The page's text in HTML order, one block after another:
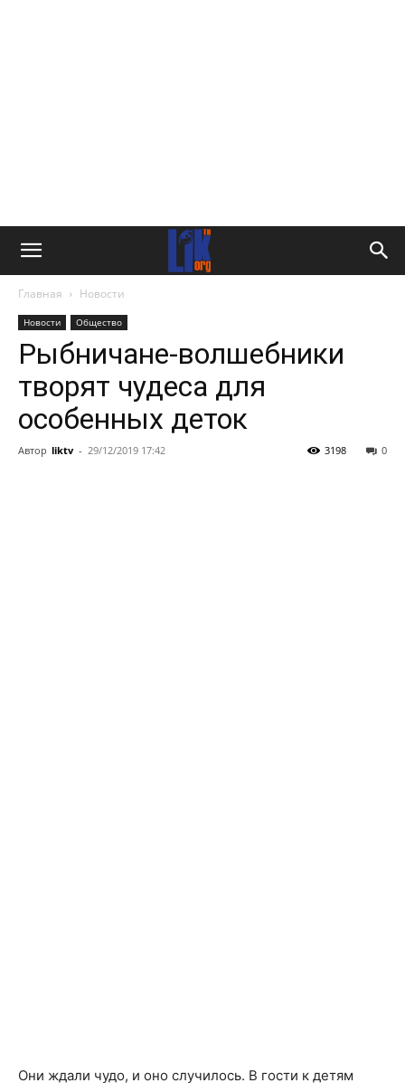
Главная Новости
Новости Общество
Рыбничане-волшебники
творят чудеса для
особенных деток
Автор liktv - 29/12/2019 17:42 0
3198
Они ждали чудо, и оно случилось. В гости к детям